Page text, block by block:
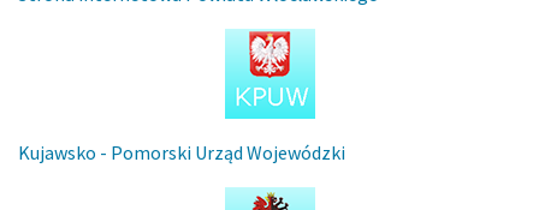
Kujawsko - Pomorski Urząd Wojewódzki